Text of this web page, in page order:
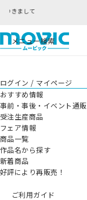
メニュー検索
ログイン / マイページ
おすすめ情報
事前・事後・イベント通販
受注生産商品
フェア情報
商品一覧
作品名から探す
新着商品
好評により再販売！
ご利用ガイド